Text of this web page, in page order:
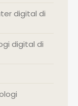
digital di
digital di